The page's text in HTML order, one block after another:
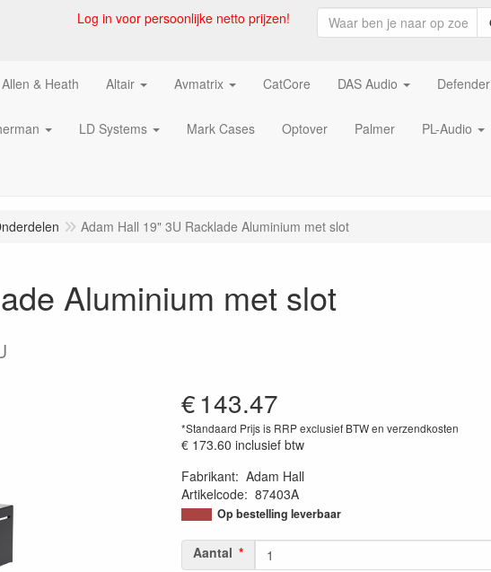
Log in voor persoonlijke netto prijzen!
Allen & Heath Altair Avmatrix CatCore DAS Audio Defender
LD Systems Mark Cases Optover Palmer PL-Audio
Adam Hall 19" 3U Racklade Aluminium met slot
Aluminium met slot
€143.47
*Standaard Prijs is RRP exclusief BTW en verzendkosten
€ 173.60 inclusief btw
Fabrikant: Adam Hall
Artikelcode: 87403A
Op bestelling leverbaar
Aantal